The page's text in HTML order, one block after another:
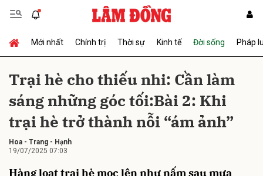
Mới nhất Chính trị Thời sự Kinh tế Đời sống Pháp
Trại hè cho thiếu nhi: Cần làm
sáng những góc tối:Bài 2: Khi
trại hè trở thành nỗi “ám ảnh”
Hoa - Trang - Hạnh
19/07/2025 07:03
Hàng loạt trại hè mọc lên như nấm sau mưa
Gửi bình luận